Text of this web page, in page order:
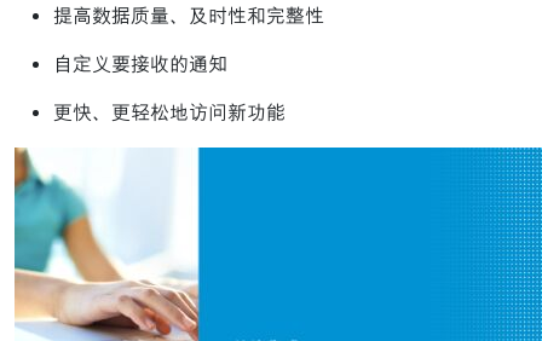
提高数据质量、及时性和完整性
自定义要接收的通知
更快、更轻松地访问新功能